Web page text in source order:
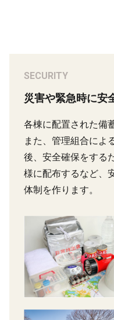
SECURITY
災害や緊急時に安
各棟に配置された備
また、管理組合によ
後、安全確保をする
様に配布するなど、
体制を作ります。